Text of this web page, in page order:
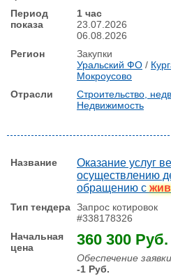
1 час
23.07.2026
06.08.2026
Закупки
Уральский ФО /
Мокроусово
Строительство,
Недвижимость
Оказание услуг
осуществлению
обращению с
Запрос котировок
#338178326
360 300 Руб.
Обеспечение
-1 Руб.